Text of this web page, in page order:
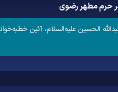
حرم مطهر رضوی
الحسین علیه‌السلام، آئین